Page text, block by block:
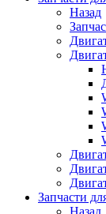
Назад
Запчасти
Назад